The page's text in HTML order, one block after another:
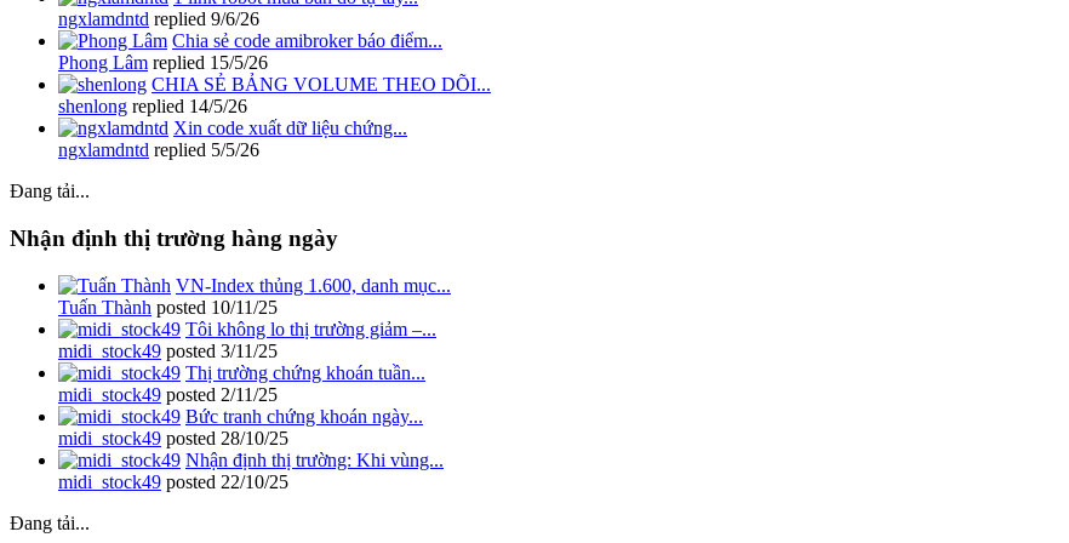
ngxlamdntd replied 9/6/26
Chia sẻ code amibroker báo điểm...
Phong Lâm replied 15/5/26
CHIA SẺ BẢNG VOLUME THEO DÕI...
shenlong replied 14/5/26
Xin code xuất dữ liệu chứng...
ngxlamdntd replied 5/5/26
Đang tải...
Nhận định thị trường hàng ngày
VN-Index thủng 1.600, danh mục...
Tuấn Thành posted 10/11/25
Tôi không lo thị trường giảm –...
midi_stock49 posted 3/11/25
Thị trường chứng khoán tuần...
midi_stock49 posted 2/11/25
Bức tranh chứng khoán ngày...
midi_stock49 posted 28/10/25
Nhận định thị trường: Khi vùng...
midi_stock49 posted 22/10/25
Đang tải...